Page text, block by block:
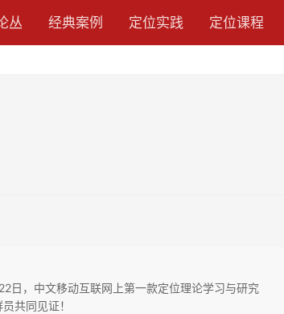
丛 经典案例 定位实践 定位课程
日，中文移动互联网上第一款定位理论学习与研究
共同见证！